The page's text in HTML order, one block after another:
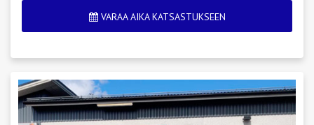
VARAA AIKA KATSASTUKSEEN